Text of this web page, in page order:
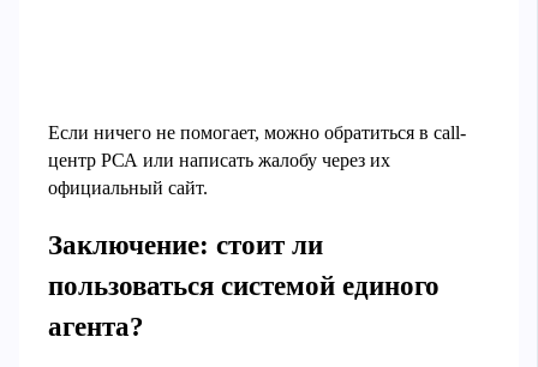
Если ничего не помогает, можно обратиться в call-
центр РСА или написать жалобу через их
официальный сайт.
Заключение: стоит ли
пользоваться системой единого
агента?